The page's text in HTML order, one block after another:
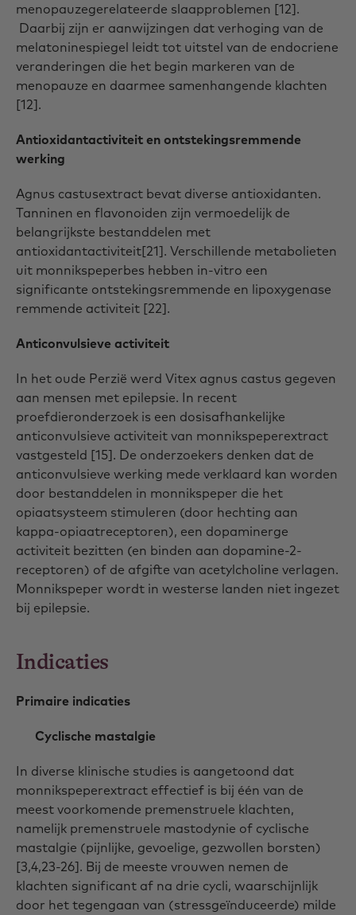
menopauzegerelateerde slaapproblemen [12].
Daarbij zijn er aanwijzingen dat verhoging van de
melatoninespiegel leidt tot uitstel van de endocriene
veranderingen die het begin markeren van de
menopauze en daarmee samenhangende klachten
[12].
Antioxidantactiviteit en ontstekingsremmende
werking
Agnus castusextract bevat diverse antioxidanten.
Tanninen en flavonoiden zijn vermoedelijk de
belangrijkste bestanddelen met
antioxidantactiviteit[21]. Verschillende metabolieten
uit monnikspeperbes hebben in-vitro een
significante ontstekingsremmende en lipoxygenase
remmende activiteit [22].
Anticonvulsieve activiteit
In het oude Perzië werd Vitex agnus castus gegeven
aan mensen met epilepsie. In recent
proefdieronderzoek is een dosisafhankelijke
anticonvulsieve activiteit van monnikspeperextract
vastgesteld [15]. De onderzoekers denken dat de
anticonvulsieve werking mede verklaard kan worden
door bestanddelen in monnikspeper die het
opiaatsysteem stimuleren (door hechting aan
kappa-opiaatreceptoren), een dopaminerge
activiteit bezitten (en binden aan dopamine-2-
receptoren) of de afgifte van acetylcholine verlagen.
Monnikspeper wordt in westerse landen niet ingezet
bij epilepsie.
Indicaties
Primaire indicaties
Cyclische mastalgie
In diverse klinische studies is aangetoond dat
monnikspeperextract effectief is bij één van de
meest voorkomende premenstruele klachten,
namelijk premenstruele mastodynie of cyclische
mastalgie (pijnlijke, gevoelige, gezwollen borsten)
[3,4,23-26]. Bij de meeste vrouwen nemen de
klachten significant af na drie cycli, waarschijnlijk
door het tegengaan van (stressgeïnduceerde) milde